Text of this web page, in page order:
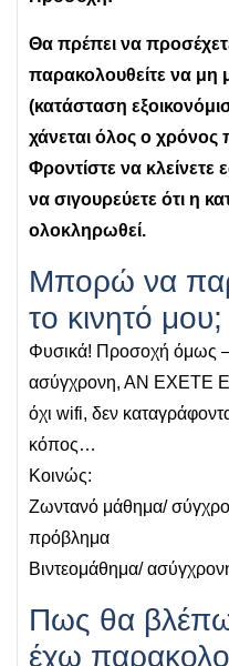
Θα πρέπει να
παρακολουθείτε να μη
(κατάσταση
χάνεται όλος ο
Φροντίστε να κλείνετε
να σιγουρεύετε ότι η
ολοκληρωθεί.
Μπορώ να
το κινητό μου;
Φυσικά! Προσοχή όμως
ασύγχρονη, ΑΝ ΕΧΕΤΕ
όχι wifi, δεν
κόπος…
Κοινώς:
Ζωντανό μάθημα/
πρόβλημα
Βιντεομάθημα/
Πως θα
έχω